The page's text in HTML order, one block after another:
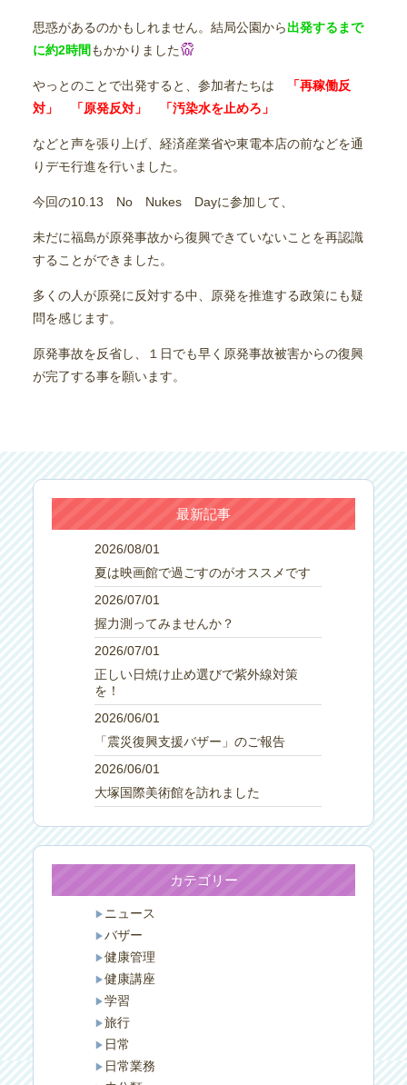
思惑があるのかもしれません。結局公園から出発するまで
に約2時間 もかかりました
やっとのことで出発すると、参加者たちは
「再稼働反
対」 「原発反対」 「汚染水を止めろ」
などと声を張り上げ、経済産業省や東電本店の前などを通
りデモ行進を行いました。
今回の10.13 No Nukes Dayに参加して、
未だに福島が原発事故から復興できていないことを再認識
することができました。
多くの人が原発に反対する中、原発を推進する政策にも疑
問を感じます。
原発事故を反省し、１日でも早く原発事故被害からの復興
が完了する事を願います。
最新記事
2026/08/01
夏は映画館で過ごすのがオススメです
2026/07/01
握力測ってみませんか？
2026/07/01
正しい日焼け止め選びで紫外線対策
を！
2026/06/01
「震災復興支援バザー」のご報告
2026/06/01
大塚国際美術館を訪れました
カテゴリー
ニュース
バザー
健康管理
健康講座
学習
旅行
日常
日常業務